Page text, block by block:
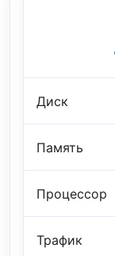
Диск
Память
Процессор
Трафик